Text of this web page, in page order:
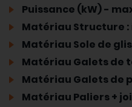
Puissance (kW) -
Matériau Structure :
Matériau Sole de
Matériau Galets de
Matériau Galets de
Matériau Paliers +